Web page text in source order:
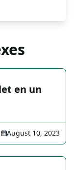
en un
August 10, 2023